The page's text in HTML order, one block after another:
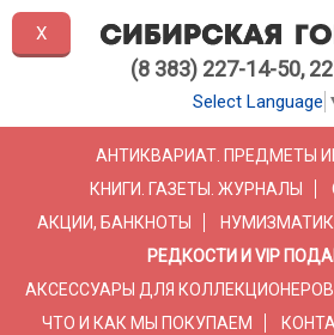
(8 383) 227-14-50,
Select Language
АНТИКВАРИАТ. ПРЕДМЕТЫ
КНИГИ. ГАЗЕТЫ. ЖУРНАЛЫ
АКЦИИ, БАНКНОТЫ
РЕДКОСТИ И VIP
АКСЕССУАРЫ ДЛЯ КОЛЛЕКЦИОНЕРОВ
ЧТО И КАК МЫ ПОКУПАЕМ
X